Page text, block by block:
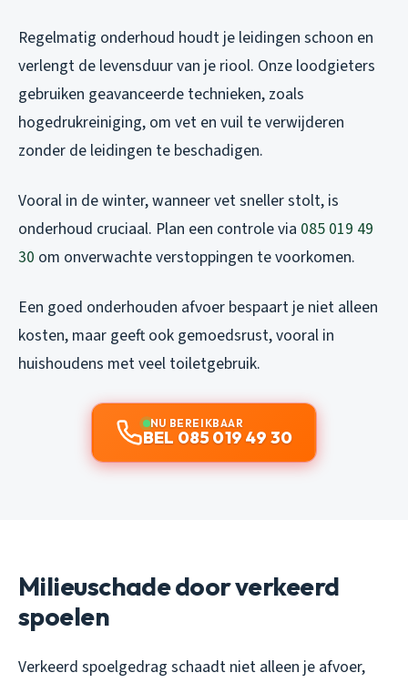
Regelmatig onderhoud houdt je leidingen schoon en
verlengt de levensduur van je riool. Onze loodgieters
gebruiken geavanceerde technieken, zoals
hogedrukreiniging, om vet en vuil te verwijderen
zonder de leidingen te beschadigen.
Vooral in de winter, wanneer vet sneller stolt, is
onderhoud cruciaal. Plan een controle via 085 019 49
30 om onverwachte verstoppingen te voorkomen.
Een goed onderhouden afvoer bespaart je niet alleen
kosten, maar geeft ook gemoedsrust, vooral in
huishoudens met veel toiletgebruik.
NU BEREIKBAAR
BEL 085 019 49 30
Milieuschade door verkeerd
spoelen
Verkeerd spoelgedrag schaadt niet alleen je afvoer,